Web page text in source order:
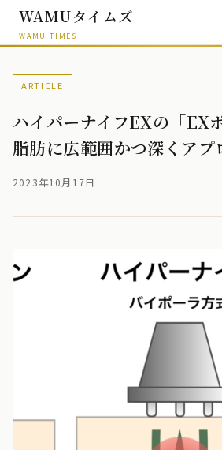
WAMUタイムズ
WAMU TIMES
ARTICLE
ハイパーナイフEXの「EX
脂肪に広範囲かつ深くアプ
2023年10月17日